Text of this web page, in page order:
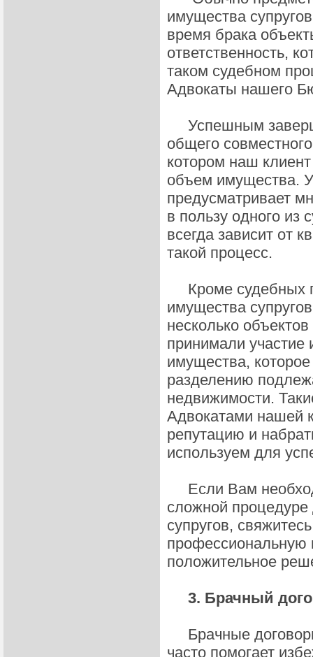
имущества
время брака
ответственность,
таком судебном
Адвокаты нашего
Успешным
общего
котором наш
объем имущества.
предусматривает
в пользу одного из
всегда зависит от
такой процесс.
Кроме судебных
имущества
несколько
принимали
имущества,
разделению
недвижимости.
Адвокатами нашей
репутацию и
используем для
Если Вам
сложной
супругов,
профессиональную
положительное
3. Брачный
Брачные
часто помогает